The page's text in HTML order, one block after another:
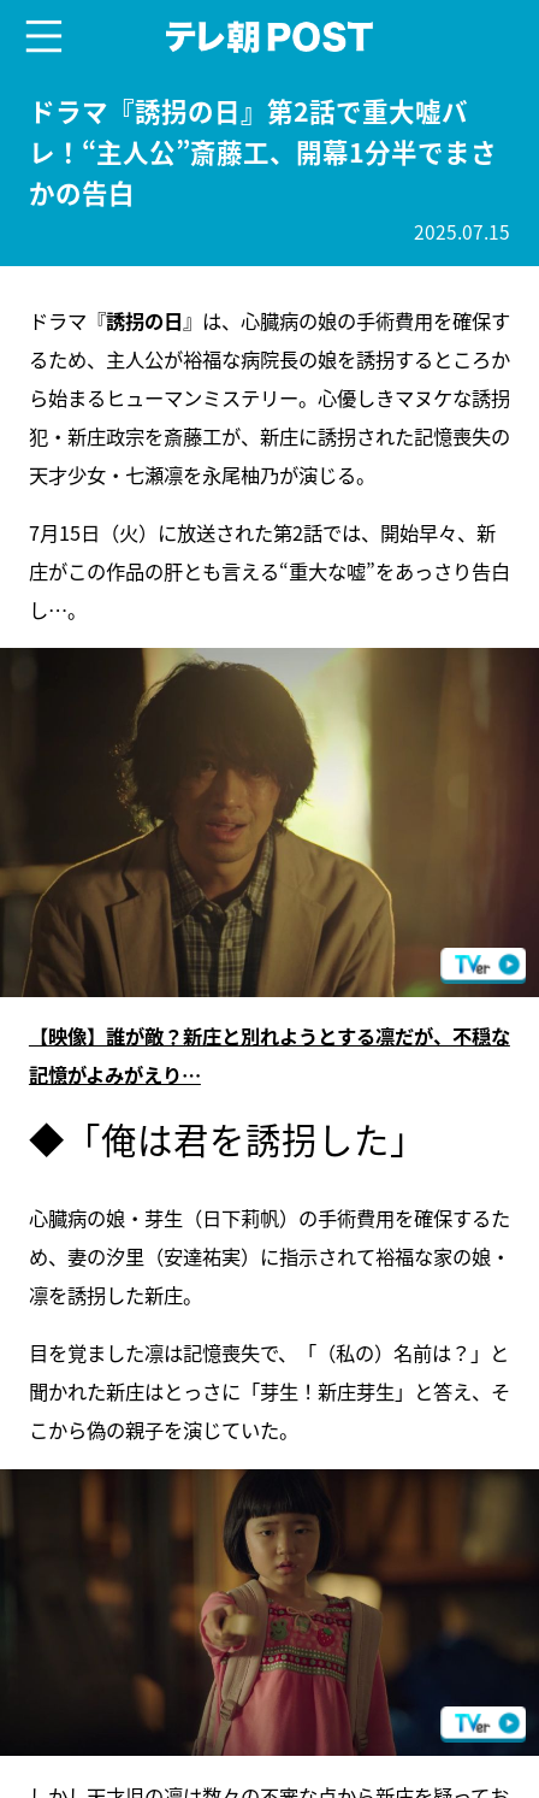
ドラマ『誘拐の日』第2話で重大嘘バ
レ！“主人公”斎藤工、開幕1分半でまさ
かの告白
2025.07.15
ドラマ『誘拐の日 』は、心臓病の娘の手術費用を確保す
るため、主人公が裕福な病院長の娘を誘拐するところか
ら始まるヒューマンミステリー。心優しきマヌケな誘拐
犯・新庄政宗を斎藤工が、新庄に誘拐された記憶喪失の
天才少女・七瀬凛を永尾柚乃が演じる。
7月15日（火）に放送された第2話では、開始早々、新
庄がこの作品の肝とも言える“重大な嘘”をあっさり告白
し…。
【映像】誰が敵？新庄と別れようとする凛だが、不穏な
記憶がよみがえり…
◆「俺は君を誘拐した」
心臓病の娘・芽生（日下莉帆）の手術費用を確保するた
め、妻の汐里（安達祐実）に指示されて裕福な家の娘・
凛を誘拐した新庄。
目を覚ました凛は記憶喪失で、「（私の）名前は？」と
聞かれた新庄はとっさに「芽生！新庄芽生」と答え、そ
こから偽の親子を演じていた。